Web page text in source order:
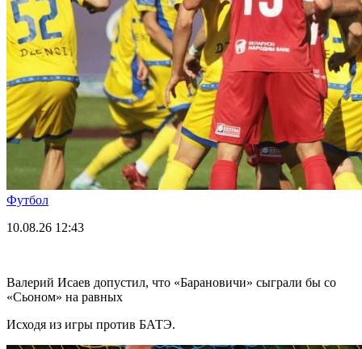
Футбол
10.08.26 12:43
Валерий Исаев допустил, что «Барановичи» сыграли бы со
«Сьоном» на равных
Исходя из игры против БАТЭ.